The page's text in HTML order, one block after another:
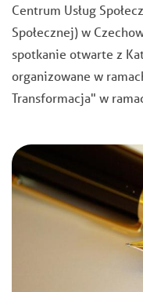
Centrum Usług
Społecznej) w
spotkanie otwarte z
organizowane w
Transformacja" w